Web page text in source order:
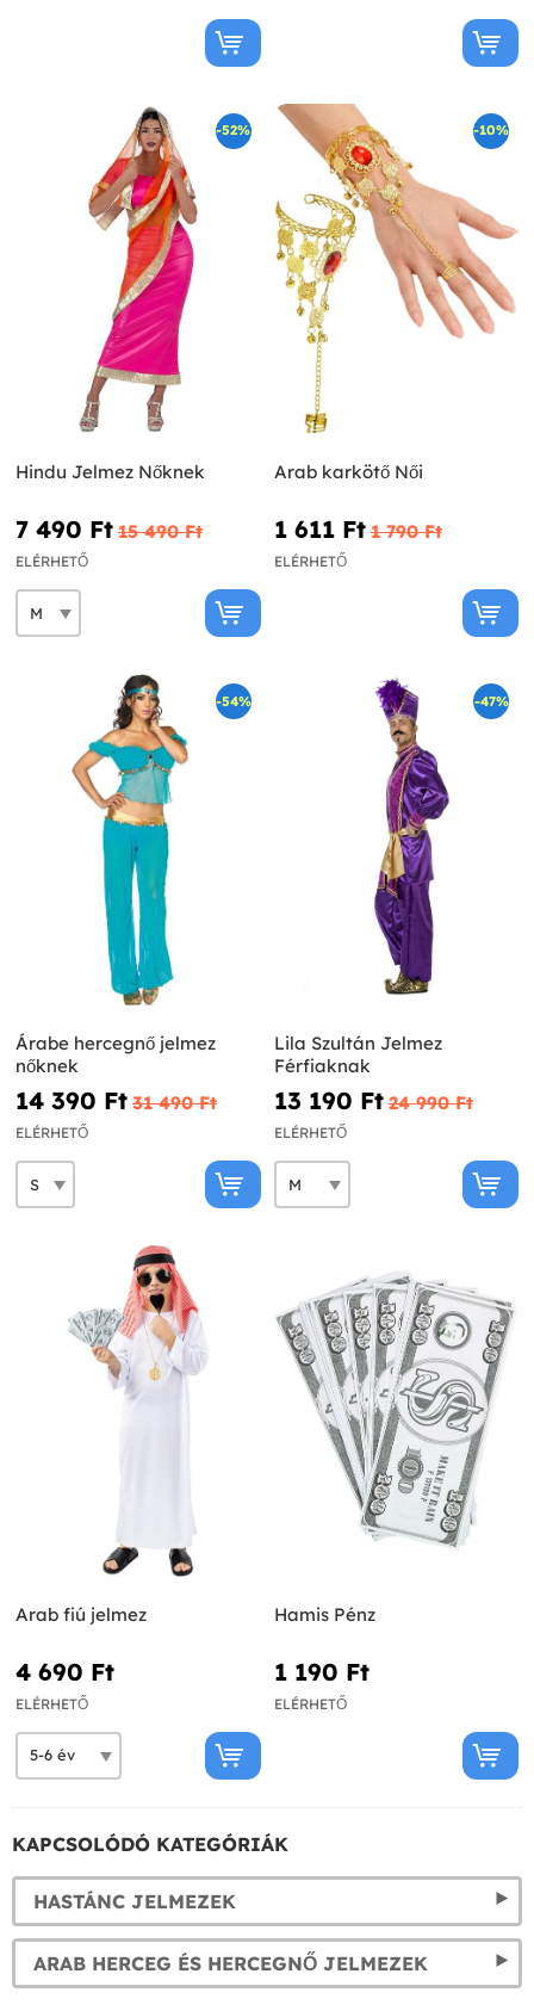
-52%
Hindu Jelmez Nőknek
7 490 Ft‎ 15 490 Ft‎
ELÉRHETŐ
-10%
Arab karkötő Női
1 611 Ft‎ 1 790 Ft‎
ELÉRHETŐ
-54%
Árabe hercegnő jelmez
nőknek
14 390 Ft‎ 31 490 Ft‎
ELÉRHETŐ
-47%
Lila Szultán Jelmez
Férfiaknak
13 190 Ft‎ 24 990 Ft‎
ELÉRHETŐ
Arab fiú jelmez
4 690 Ft‎
ELÉRHETŐ
Hamis Pénz
1 190 Ft‎
ELÉRHETŐ
KAPCSOLÓDÓ KATEGÓRIÁK
HASTÁNC JELMEZEK
ARAB HERCEG ÉS HERCEGNŐ JELMEZEK